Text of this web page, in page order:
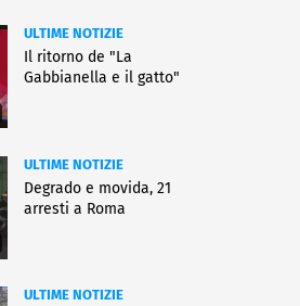
ULTIME NOTIZIE
Il ritorno de "La
Gabbianella e il gatto"
ULTIME NOTIZIE
Degrado e movida, 21
arresti a Roma
ULTIME NOTIZIE